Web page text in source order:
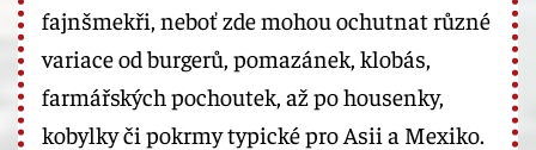
fajnšmekři, neboť zde mohou ochutnat různé
variace od burgerů, pomazánek, klobás,
farmářských pochoutek, až po housenky,
kobylky či pokrmy typické pro Asii a Mexiko.